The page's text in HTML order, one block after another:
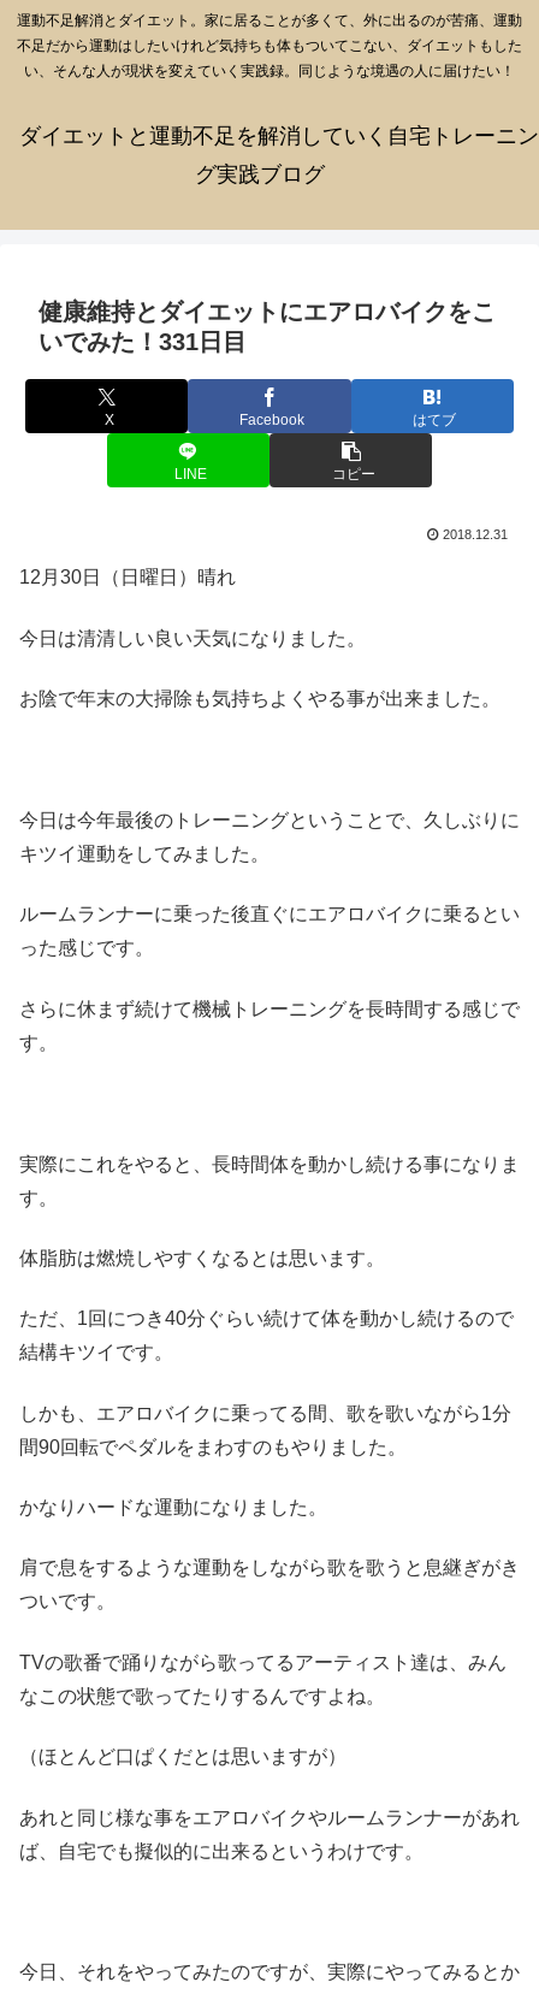
運動不足解消とダイエット。家に居ることが多くて、外に出るのが苦痛、運動
不足だから運動はしたいけれど気持ちも体もついてこない、ダイエットもした
い、そんな人が現状を変えていく実践録。同じような境遇の人に届けたい！
ダイエットと運動不足を解消していく自宅トレーニン
グ実践ブログ
健康維持とダイエットにエアロバイクをこ
いでみた！331日目
X Facebook はてブ
LINE コピー
2018.12.31
12月30日（日曜日）晴れ
今日は清清しい良い天気になりました。
お陰で年末の大掃除も気持ちよくやる事が出来ました。
今日は今年最後のトレーニングということで、久しぶりに
キツイ運動をしてみました。
ルームランナーに乗った後直ぐにエアロバイクに乗るとい
った感じです。
さらに休まず続けて機械トレーニングを長時間する感じで
す。
実際にこれをやると、長時間体を動かし続ける事になりま
す。
体脂肪は燃焼しやすくなるとは思います。
ただ、1回につき40分ぐらい続けて体を動かし続けるので
結構キツイです。
しかも、エアロバイクに乗ってる間、歌を歌いながら1分
間90回転でペダルをまわすのもやりました。
かなりハードな運動になりました。
肩で息をするような運動をしながら歌を歌うと息継ぎがき
ついです。
TVの歌番で踊りながら歌ってるアーティスト達は、みん
なこの状態で歌ってたりするんですよね。
（ほとんど口ぱくだとは思いますが）
あれと同じ様な事をエアロバイクやルームランナーがあれ
ば、自宅でも擬似的に出来るというわけです。
今日、それをやってみたのですが、実際にやってみるとか